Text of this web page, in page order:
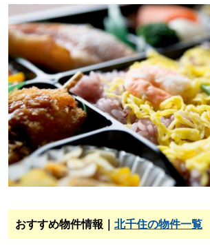
おすすめ物件情報｜ 北千住の物件一覧